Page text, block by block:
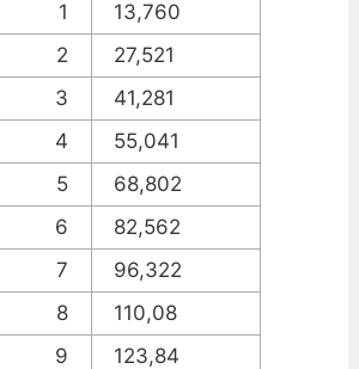
1
13,760
2
27,521
3
41,281
4
55,041
5
68,802
6
82,562
7
96,322
8
110,08
9
123,84